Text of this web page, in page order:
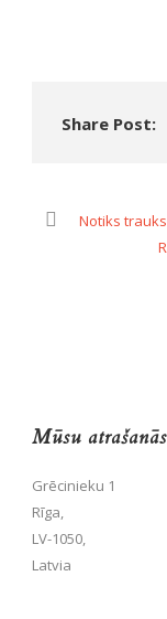
Share Post:
Notiks
Mūsu
Grēcinieku 1
Rīga,
LV-1050,
Latvia